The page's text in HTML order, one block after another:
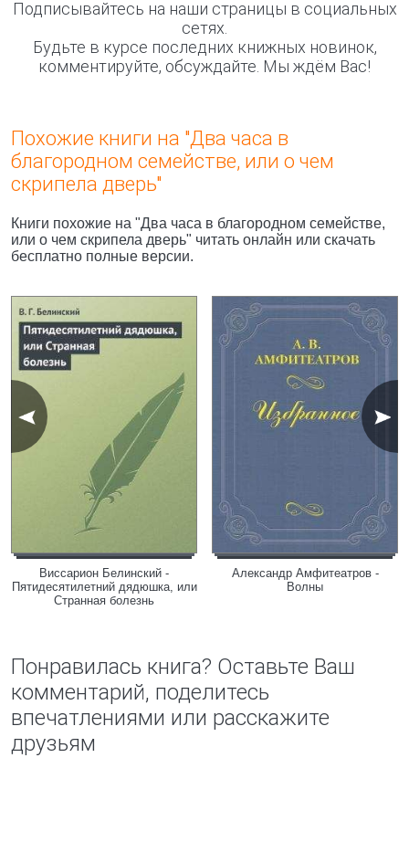
Подписывайтесь на наши страницы в социальных
сетях.
Будьте в курсе последних книжных новинок,
комментируйте, обсуждайте. Мы ждём Вас!
Похожие книги на "Два часа в
благородном семействе, или о чем
скрипела дверь"
Книги похожие на "Два часа в благородном семействе,
или о чем скрипела дверь" читать онлайн или скачать
бесплатно полные версии.
Виссарион Белинский -
Пятидесятилетний дядюшка, или
Странная болезнь
Александр Амфитеатров -
Волны
Понравилась книга? Оставьте Ваш
комментарий, поделитесь
впечатлениями или расскажите
друзьям